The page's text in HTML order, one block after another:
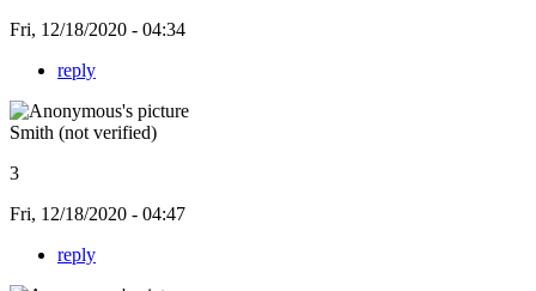
Fri, 12/18/2020 - 04:34
reply
Smith (not verified)
3
Fri, 12/18/2020 - 04:47
reply